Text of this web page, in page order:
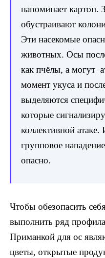
напоминает картон.
обустраивают
Эти насекомые
животных. Осы
как пчёлы, а могут
момент укуса и
выделяются
которые
коллективной
групповое
опасно.
Чтобы обезопасить
выполнить ряд
Приманкой для ос
цветы, открытые